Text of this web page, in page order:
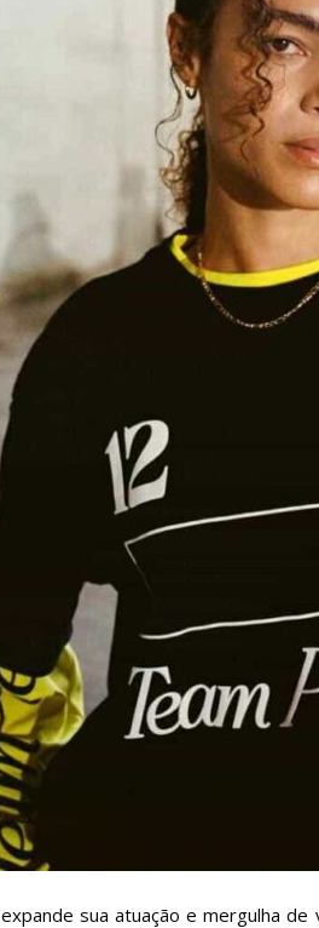
expande sua atuação e mergulha de